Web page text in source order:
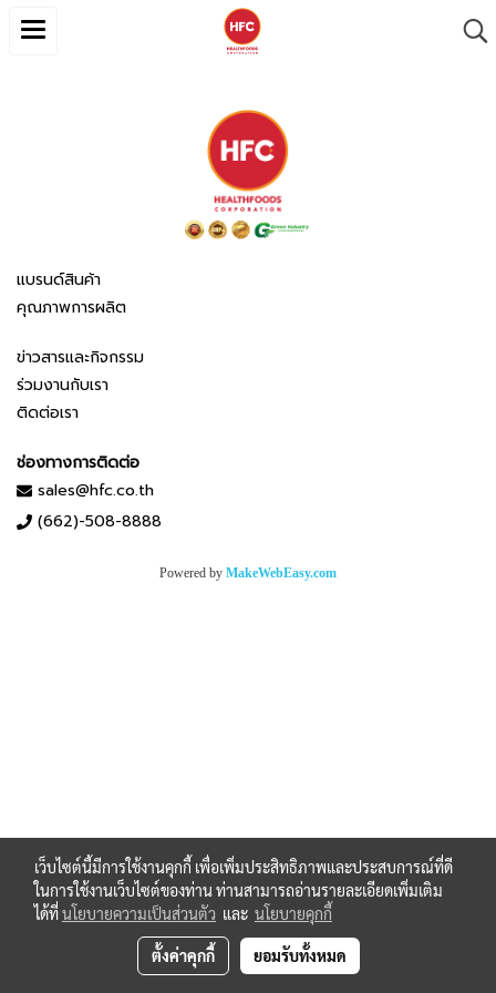
แบรนด์สินค้า
คุณภาพการผลิต
ข่าวสารและกิจกรรม
ร่วมงานกับเรา
ติดต่อเรา
ช่องทางการติดต่อ
sales@hfc.co.th
(662)-508-8888
Powered by MakeWebEasy.com
เว็บไซต์นี้มีการใช้งานคุกกี้ เพื่อเพิ่มประสิทธิภาพและประสบการณ์ที่ดี
ในการใช้งานเว็บไซต์ของท่าน ท่านสามารถอ่านรายละเอียดเพิ่มเติม
ได้ที่นโยบายความเป็นส่วนตัว และ นโยบายคุกกี้
ตั้งค่าคุกกี้ ยอมรับทั้งหมด